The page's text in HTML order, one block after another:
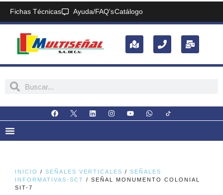
Fichas Técnicas Ayuda/FAQ'sCatálogo
INICIO / SEÑALES VERTICALES / SEÑALES
INFORMATIVAS-SCT / SEÑAL MONUMENTO COLONIAL
SIT-7